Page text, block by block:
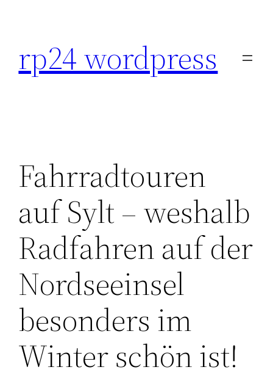
rp24 wordpress
Fahrradtouren
auf Sylt – weshalb
Radfahren auf der
Nordseeinsel
besonders im
Winter schön ist!